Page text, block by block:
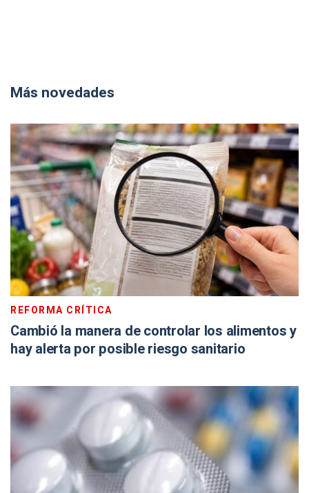
Más novedades
REFORMA CRÍTICA
Cambió la manera de controlar los alimentos y
hay alerta por posible riesgo sanitario